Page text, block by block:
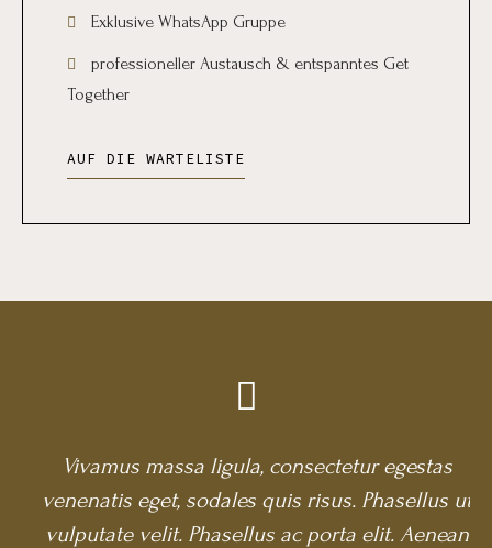
Exklusive WhatsApp Gruppe
professioneller Austausch & entspanntes Get
Together
AUF DIE WARTELISTE
Vivamus massa ligula, consectetur egestas
venenatis eget, sodales quis risus. Phasellus ut
vulputate velit. Phasellus ac porta elit. Aenean